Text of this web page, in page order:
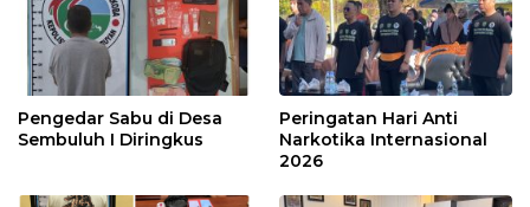
Pengedar Sabu di Desa
Sembuluh I Diringkus
Peringatan Hari Anti
Narkotika Internasional
2026